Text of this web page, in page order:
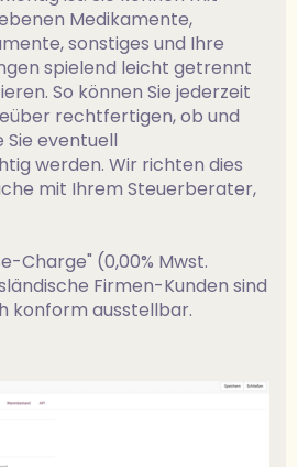
Medikamente,
sonstiges und Ihre
spielend leicht getrennt
So können Sie jederzeit
rechtfertigen, ob und
eventuell
werden. Wir richten dies
mit Ihrem Steuerberater,
Charge" (0,00% Mwst.
Firmen-Kunden sind
konform ausstellbar.